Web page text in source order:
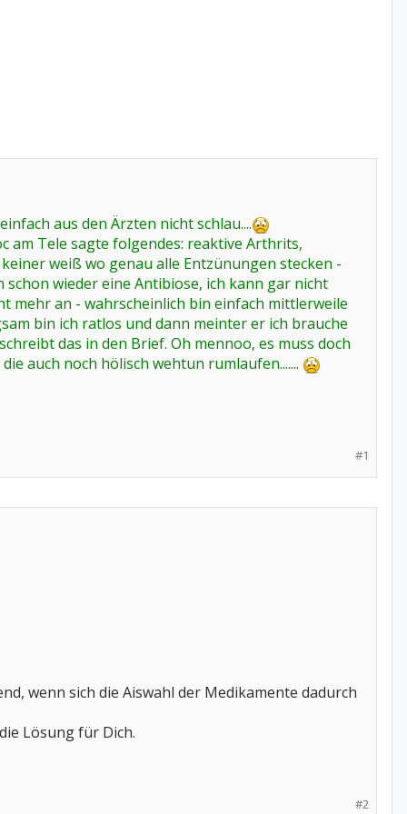
aus den Ärzten nicht schlau....
am Tele sagte folgendes: reaktive Arthrits,
weiß wo genau alle Entzünungen stecken -
schon wieder eine Antibiose, ich kann gar nicht
mehr an - wahrscheinlich bin einfach mittlerweile
bin ich ratlos und dann meinter er ich brauche
das in den Brief. Oh mennoo, es muss doch
auch noch hölisch wehtun rumlaufen.......
#1
wenn sich die Aiswahl der Medikamente dadurch
Lösung für Dich.
#2